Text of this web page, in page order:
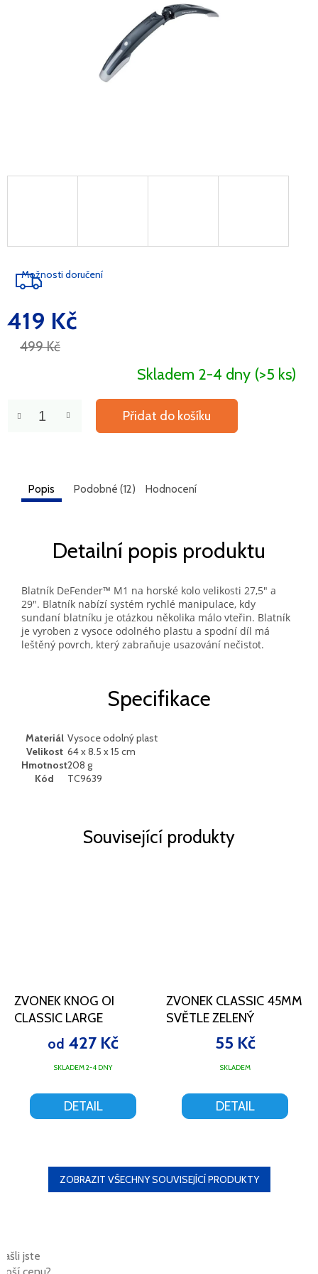
499 Kč
419 Kč
Měrná
cena:
Skladem 2-4 dny (>5 ks)
Možnosti doručení
Přidat do košíku
jste
Související produkty
ZVONEK KNOG OI
CLASSIC LARGE
SKLADEM 2-4 DNY
od 427 Kč
DETAIL
ZVONEK CLASSIC 45MM
SVĚTLE ZELENÝ
SKLADEM
55 Kč
DETAIL
ZOBRAZIT VŠECHNY SOUVISEJÍCÍ PRODUKTY
Popis Podobné (12) Hodnocení
Detailní popis produktu
Blatník DeFender™ M1 na horské kolo velikosti 27,5" a
29". Blatník nabízí systém rychlé manipulace, kdy
sundaní blatníku je otázkou několika málo vteřin. Blatník
je vyroben z vysoce odolného plastu a spodní díl má
leštěný povrch, který zabraňuje usazování nečistot.
Specifikace
Materiál Vysoce odolný plast
Velikost 64 x 8.5 x 15 cm
Hmotnost208 g
Kód
TC9639